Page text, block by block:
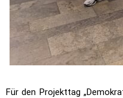
Für den Projekttag